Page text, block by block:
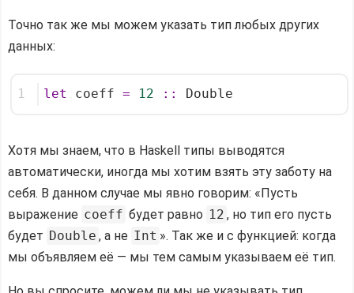
Точно так же мы можем указать тип любых других
данных:
1 let coeff = 12 :: Double
Хотя мы знаем, что в Haskell типы выводятся
автоматически, иногда мы хотим взять эту заботу на
себя. В данном случае мы явно говорим: «Пусть
выражение coeff будет равно 12 , но тип его пусть
будет Double , а не Int ». Так же и с функцией: когда
мы объявляем её — мы тем самым указываем её тип.